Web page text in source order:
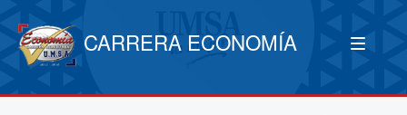
CARRERA ECONOMÍA